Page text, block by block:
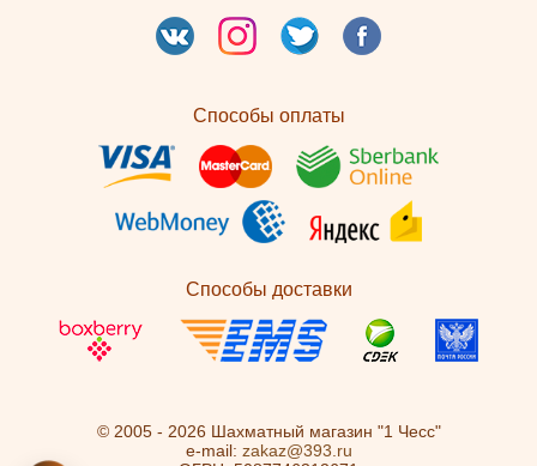
Способы оплаты
Способы доставки
© 2005 - 2026 Шахматный магазин "1 Чесс"
e-mail: zakaz@393.ru